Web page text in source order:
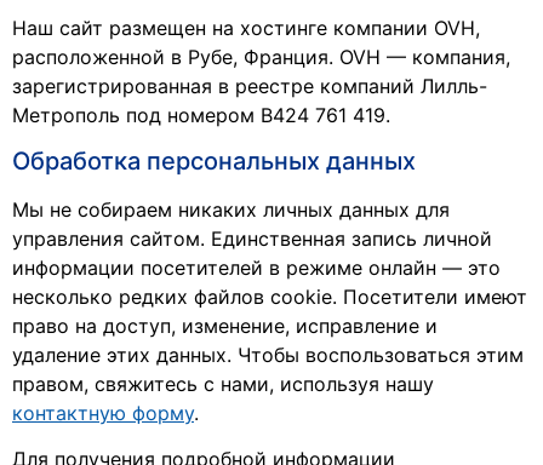
Наш сайт размещен на хостинге компании OVH,
расположенной в Рубе, Франция. OVH — компания,
зарегистрированная в реестре компаний Лилль-
Метрополь под номером B424 761 419.
Обработка персональных данных
Мы не собираем никаких личных данных для
управления сайтом. Единственная запись личной
информации посетителей в режиме онлайн — это
несколько редких файлов cookie. Посетители имеют
право на доступ, изменение, исправление и
удаление этих данных. Чтобы воспользоваться этим
правом, свяжитесь с нами, используя нашу
контактную форму.
Для получения подробной информации